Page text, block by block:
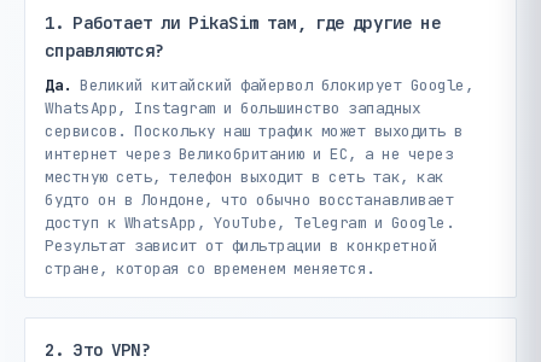
1. Работает ли PikaSim там, где другие не
справляются?
Да. Великий китайский файервол блокирует Google,
WhatsApp, Instagram и большинство западных
сервисов. Поскольку наш трафик может выходить в
интернет через Великобританию и ЕС, а не через
местную сеть, телефон выходит в сеть так, как
будто он в Лондоне, что обычно восстанавливает
доступ к WhatsApp, YouTube, Telegram и Google.
Результат зависит от фильтрации в конкретной
стране, которая со временем меняется.
2. Это VPN?